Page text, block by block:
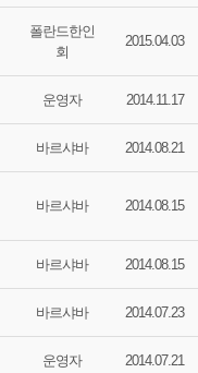
폴란드한인
회
2015.04.03
운영자 2014.11.17
바르샤바 2014.08.21
바르샤바 2014.08.15
바르샤바 2014.08.15
바르샤바 2014.07.23
운영자 2014.07.21